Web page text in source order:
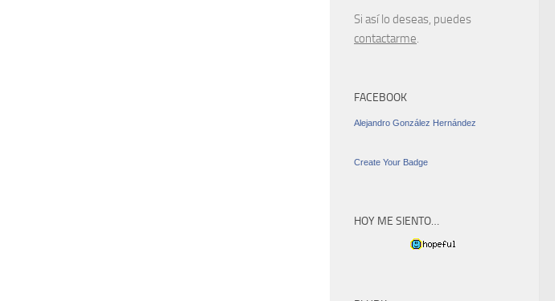
Si así lo deseas, puedes
contactarme.
FACEBOOK
Alejandro González Hernández
Create Your Badge
HOY ME SIENTO…